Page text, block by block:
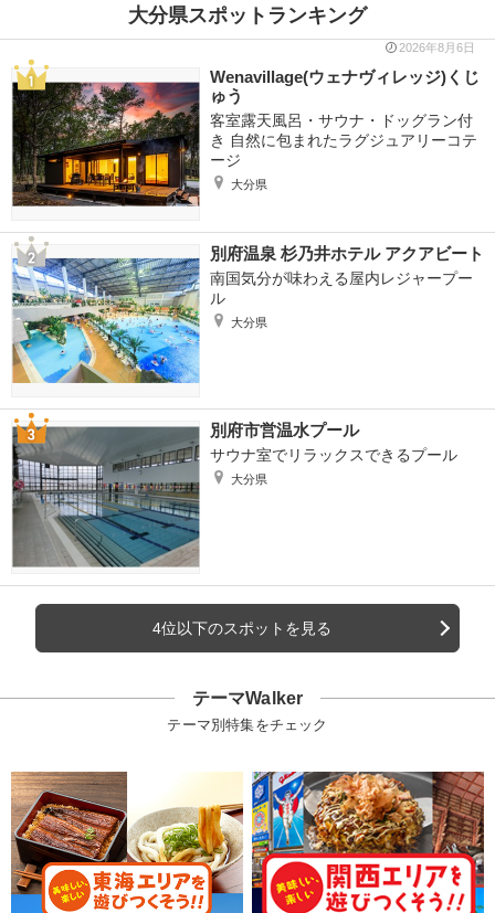
大分県スポットランキング
2026年8月6日
Wenavillage(ウェナヴィレッジ)くじ
ゅう
客室露天風呂・サウナ・ドッグラン付
き 自然に包まれたラグジュアリーコテ
ージ
大分県
別府温泉 杉乃井ホテル アクアビート
南国気分が味わえる屋内レジャープー
ル
大分県
別府市営温水プール
サウナ室でリラックスできるプール
大分県
4位以下のスポットを見る
テーマWalker
テーマ別特集をチェック